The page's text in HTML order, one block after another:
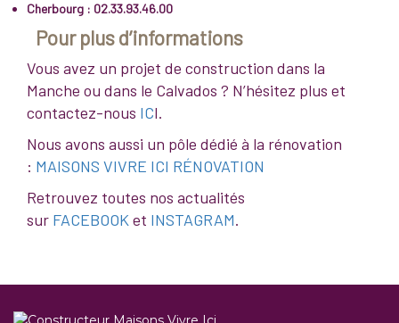
Cherbourg : 02.33.93.46.00
Pour plus d’informations
Vous avez un projet de construction dans la
Manche ou dans le Calvados ? N’hésitez plus et
contactez-nous ICI.
Nous avons aussi un pôle dédié à la rénovation
: MAISONS VIVRE ICI RÉNOVATION
Retrouvez toutes nos actualités
sur FACEBOOK et INSTAGRAM.